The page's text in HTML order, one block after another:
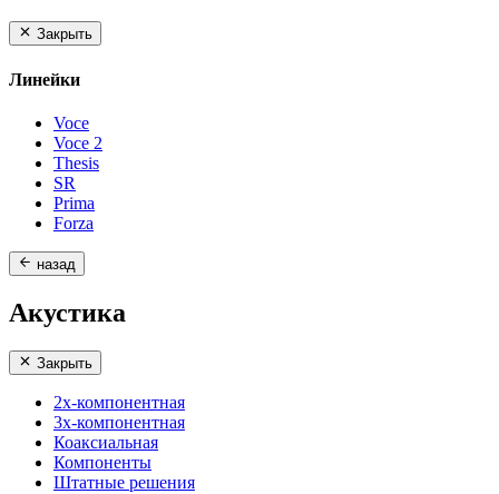
Закрыть
Линейки
Voce
Voce 2
Thesis
SR
Prima
Forza
назад
Акустика
Закрыть
2х-компонентная
3х-компонентная
Коаксиальная
Компоненты
Штатные решения